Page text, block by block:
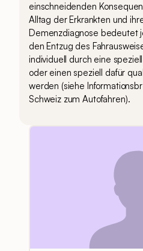
einschneidenden
Alltag der Erkrankten und
Demenzdiagnose bedeutet
den Entzug des
individuell durch eine
oder einen speziell dafür
werden (siehe
Schweiz zum Autofahren).